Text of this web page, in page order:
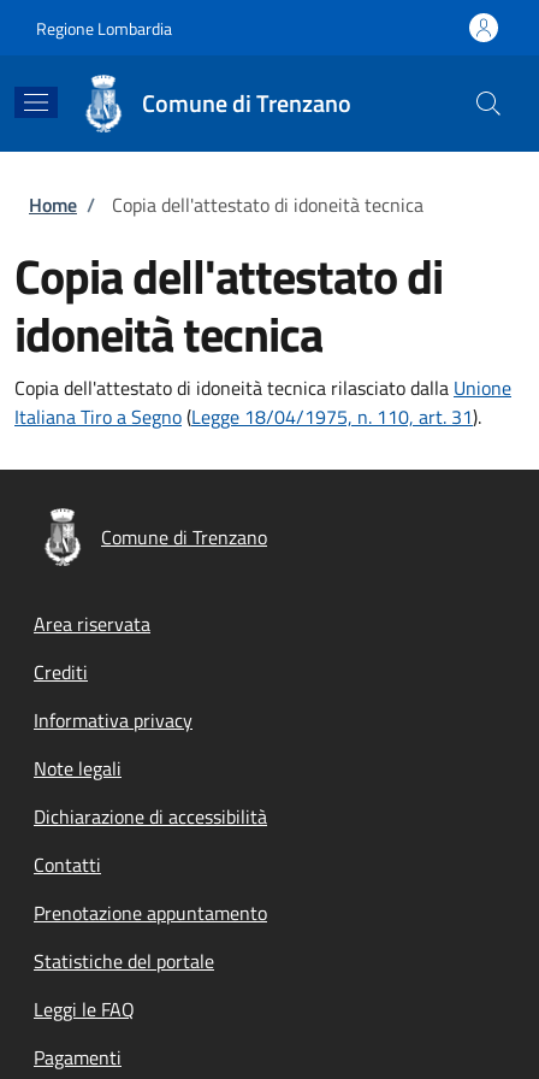
Regione Lombardia
Comune di Trenzano
Briciole di pane
Home / Copia dell'attestato di idoneità tecnica
Copia dell'attestato di
idoneità tecnica
Copia dell'attestato di idoneità tecnica rilasciato dalla Unione
Italiana Tiro a Segno(Legge 18/04/1975, n. 110, art. 31).
Comune di Trenzano
Footer menu
Area riservata
Crediti
Informativa privacy
Note legali
Dichiarazione di accessibilità
Contatti
Prenotazione appuntamento
Statistiche del portale
Leggi le FAQ
Pagamenti